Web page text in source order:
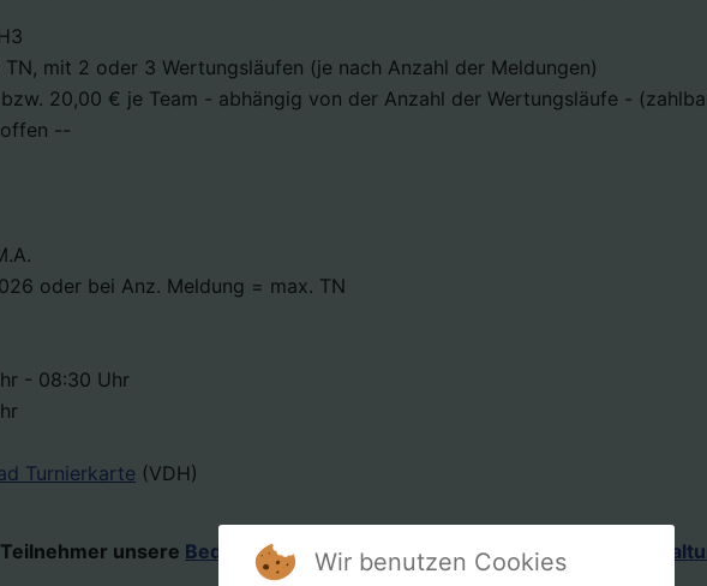
TN, mit 2 oder 3 Wertungsläufen (je nach Anzahl der Meldungen)
20,00 € je Team - abhängig von der Anzahl der Wertungsläufe -
--
oder bei Anz. Meldung = max. TN
- 08:30 Uhr
Turnierkarte (VDH)
unsere Bedingungen für die Teilnahme an unseren
Wir benutzen Cookies